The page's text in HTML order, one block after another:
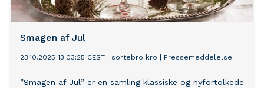
Smagen af Jul
23.10.2025 13:03:25 CEST sortebro kro Pressemeddelelse
”Smagen af Jul” er en samling klassiske og nyfortolkede